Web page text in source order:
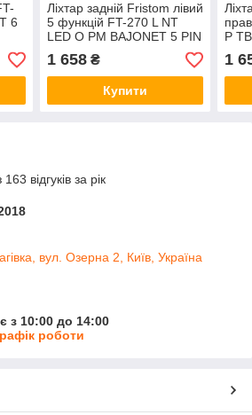
6
Ліхтар задній Fristom лівий
5 функцій FT-270 L NT
LED O PM BAJONET 5 PIN
1 658₴
Купити
P
1
відгуків за рік
вул. Озерна 2, Київ, Україна
з 10:00 до 14:00
роботи